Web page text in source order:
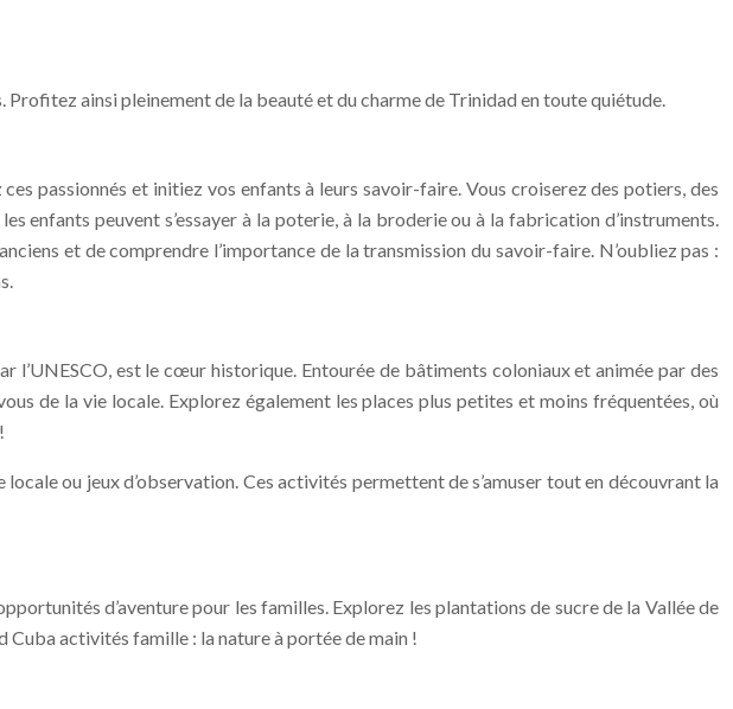
ainsi pleinement de la beauté et du charme de Trinidad en toute quiétude.
passionnés et initiez vos enfants à leurs savoir-faire. Vous croiserez des potiers, des
enfants peuvent s’essayer à la poterie, à la broderie ou à la fabrication d’instruments.
et de comprendre l’importance de la transmission du savoir-faire. N’oubliez pas :
l’UNESCO, est le cœur historique. Entourée de bâtiments coloniaux et animée par des
de la vie locale. Explorez également les places plus petites et moins fréquentées, où
ou jeux d’observation. Ces activités permettent de s’amuser tout en découvrant la
d’aventure pour les familles. Explorez les plantations de sucre de la Vallée de
Cuba activités famille : la nature à portée de main !